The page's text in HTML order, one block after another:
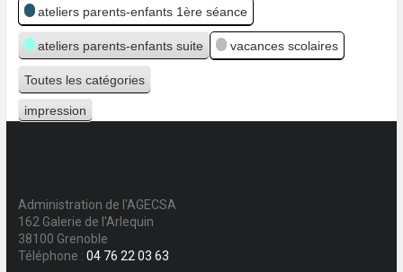
ateliers parents-enfants 1ère séance
ateliers parents-enfants suite vacances scolaires
Toutes les catégories
Vue
impression
Administration de l'AGECSA
162 Galerie de l'Arlequin
38100 Grenoble
Téléphone : 04 76 22 03 63